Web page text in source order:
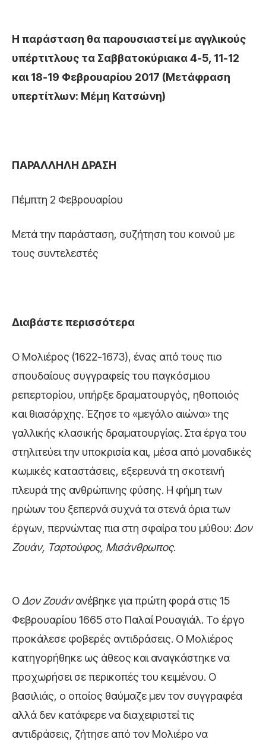
Η παράσταση θα παρουσιαστεί με αγγλικούς
υπέρτιτλους τα Σαββατοκύριακα 4-5, 11-12
και 18-19 Φεβρουαρίου 2017 (Μετάφραση
υπερτίτλων: Μέμη Κατσώνη)
ΠΑΡΑΛΛΗΛΗ ΔΡΑΣΗ
Πέμπτη 2 Φεβρουαρίου
Μετά την παράσταση, συζήτηση του κοινού με
τους συντελεστές
Διαβάστε περισσότερα
Ο Μολιέρος (1622-1673), ένας από τους πιο
σπουδαίους συγγραφείς του παγκόσμιου
ρεπερτορίου, υπήρξε δραματουργός, ηθοποιός
και θιασάρχης. Έζησε το «μεγάλο αιώνα» της
γαλλικής κλασικής δραματουργίας. Στα έργα του
στηλιτεύει την υποκρισία και, μέσα από μοναδικές
κωμικές καταστάσεις, εξερευνά τη σκοτεινή
πλευρά της ανθρώπινης φύσης. Η φήμη των
ηρώων του ξεπερνά συχνά τα στενά όρια των
έργων, περνώντας πια στη σφαίρα του μύθου: Δον
Ζουάν, Ταρτούφος, Μισάνθρωπος.
Ο Δον Ζουάνανέβηκε για πρώτη φορά στις 15
Φεβρουαρίου 1665 στο Παλαί Ρουαγιάλ. Το έργο
προκάλεσε φοβερές αντιδράσεις. Ο Μολιέρος
κατηγορήθηκε ως άθεος και αναγκάστηκε να
προχωρήσει σε περικοπές του κειμένου. Ο
βασιλιάς, ο οποίος θαύμαζε μεν τον συγγραφέα
αλλά δεν κατάφερε να διαχειριστεί τις
αντιδράσεις, ζήτησε από τον Μολιέρο να